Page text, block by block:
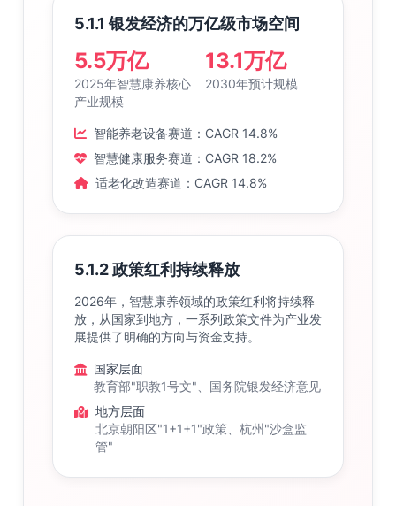
5.1.1 银发经济的万亿级市场空间
5.5万亿
2025年智慧康养核心
产业规模
13.1万亿
2030年预计规模
智能养老设备赛道：CAGR 14.8%
智慧健康服务赛道：CAGR 18.2%
适老化改造赛道：CAGR 14.8%
5.1.2 政策红利持续释放
2026年，智慧康养领域的政策红利将持续释
放，从国家到地方，一系列政策文件为产业发
展提供了明确的方向与资金支持。
国家层面
教育部"职教1号文"、国务院银发经济意见
地方层面
北京朝阳区"1+1+1"政策、杭州"沙盒监
管"